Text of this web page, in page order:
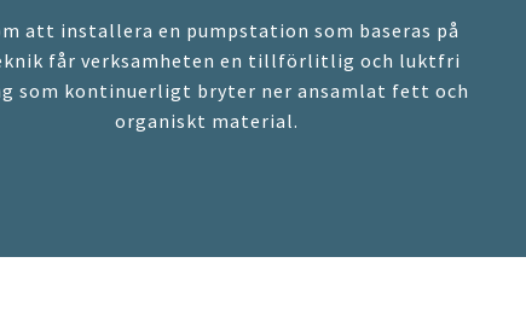
att installera en pumpstation som baseras på
får verksamheten en tillförlitlig och luktfri
som kontinuerligt bryter ner ansamlat fett och
organiskt material.